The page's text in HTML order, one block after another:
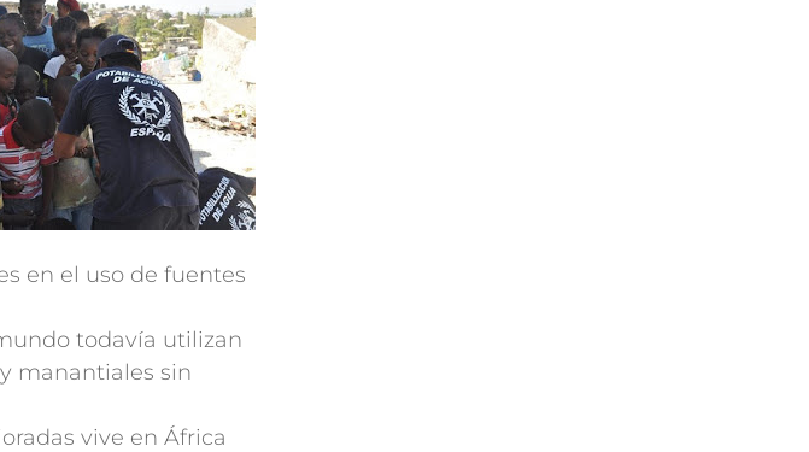
en el uso de fuentes
todavía utilizan
manantiales sin
vive en África